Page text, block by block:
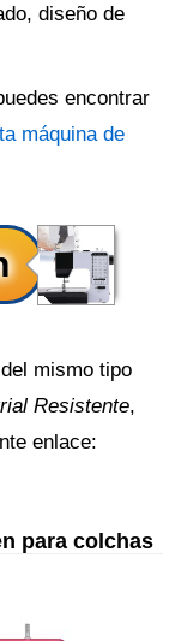
diseño de
encontrar
máquina de
mismo tipo
Resistente,
enlace:
para colchas